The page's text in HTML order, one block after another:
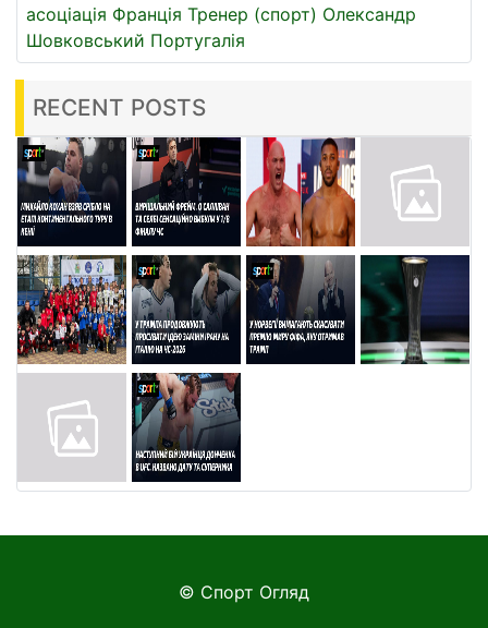
асоціація Франція Тренер (спорт) Олександр
Шовковський Португалія
RECENT POSTS
© Спорт Огляд